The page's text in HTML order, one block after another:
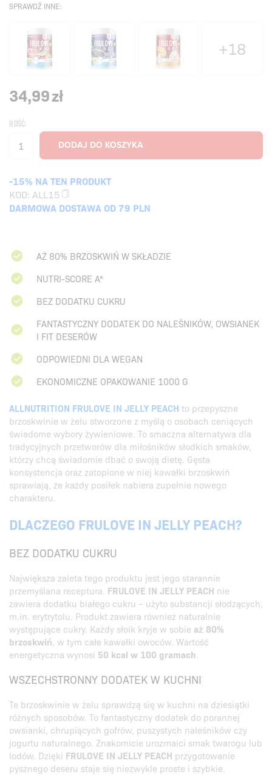
SPRAWDŹ INNE:
+18
34,99zł
ILOŚĆ:
-15% NA TEN PRODUKT
KOD: ALL15
DARMOWA DOSTAWA OD 79 PLN
AŻ 80% BRZOSKWIŃ W SKŁADZIE
NUTRI-SCORE A*
BEZ DODATKU CUKRU
FANTASTYCZNY DODATEK DO NALEŚNIKÓW, OWSIANEK
I FIT DESERÓW
ODPOWIEDNI DLA WEGAN
EKONOMICZNE OPAKOWANIE 1000 G
ALLNUTRITION FRULOVE IN JELLY PEACH to przepyszne
brzoskwinie w żelu stworzone z myślą o osobach ceniących
świadome wybory żywieniowe. To smaczna alternatywa dla
tradycyjnych przetworów dla miłośników słodkich smaków,
którzy chcą świadomie dbać o swoją dietę. Gęsta
konsystencja oraz zatopione w niej kawałki brzoskwiń
sprawiają, że każdy posiłek nabiera zupełnie nowego
charakteru.
DLACZEGO FRULOVE IN JELLY PEACH?
BEZ DODATKU CUKRU
Największa zaleta tego produktu jest jego starannie
przemyślana receptura. FRULOVE IN JELLY PEACH nie
zawiera dodatku białego cukru – użyto substancji słodzących,
m.in. erytrytolu. Produkt zawiera również naturalnie
występujące cukry. Każdy słoik kryje w sobie aż 80%
brzoskwiń , w tym całe kawałki owoców. Wartość
energetyczna wynosi 50 kcal w 100 gramach
WSZECHSTRONNY DODATEK W KUCHNI
Te brzoskwinie w żelu sprawdzą się w kuchni na dziesiątki
różnych sposobów. To fantastyczny dodatek do porannej
owsianki, chrupiących gofrów, puszystych naleśników czy
jogurtu naturalnego. Znakomicie urozmaici smak twarogu lub
lodów. Dzięki FRULOVE IN JELLY PEACH przygotowanie
pysznego deseru staje się niezwykle proste i szybkie.